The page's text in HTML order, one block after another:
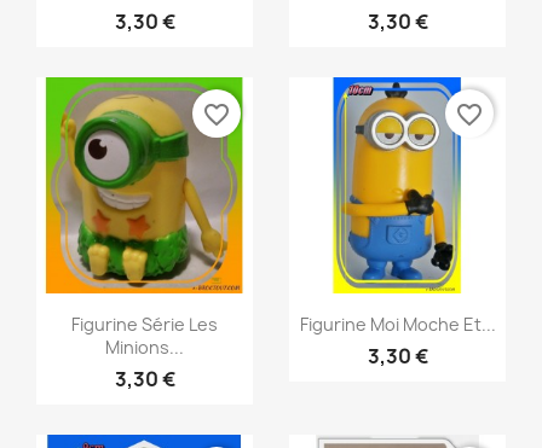
3,30 € 3,30 €
Aperçu rapide
Figurine Série Les
Minions...
3,30 €
favorite_border
Aperçu rapide
Figurine Moi Moche Et...
3,30 €
favorite_border